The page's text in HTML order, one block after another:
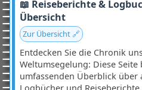
📖 Reiseberichte &
Übersicht
Zur Übersicht 🔗
Entdecken Sie die Chronik
Weltumsegelung: Diese Seite
umfassenden Überblick über